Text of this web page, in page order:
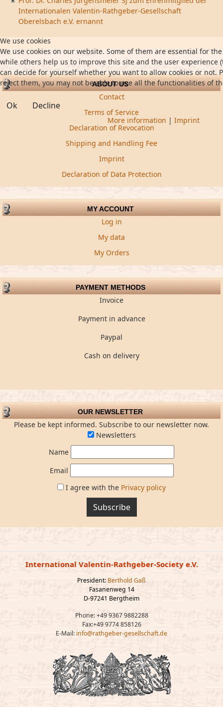
Internationalen Valentin-Rathgeber-Gesellschaft
Oberelsbach e.V. ernannt
ABOUT US
Contact
Terms of Service
Declaration of Revocation
Shipping and Handling Fee
Imprint
Declaration of Data Protection
MY ACCOUNT
Log in
My data
My Orders
PAYMENT METHODS
Invoice
Payment in advance
Paypal
Cash on delivery
OUR NEWSLETTER
Please be kept informed. Subscribe to our newsletter now.
Newsletters
Name
Email
I agree with the Privacy policy
Subscribe
International Valentin-Rathgeber-Society e.V.
President: Berthold Gaß
Fasanenweg 14
D-97241 Bergtheim
Phone: +49 9367 9882288
Fax:+49 9774 858126
E-Mail: info@rathgeber-gesellschaft.de
We use cookies
We use cookies on our website. Some of them are essential for
while others help us to improve this site and the user experience
can decide for yourself whether you want to allow cookies or not.
reject them, you may not be able to use all the functionalities of
Ok Decline
More information | Imprint